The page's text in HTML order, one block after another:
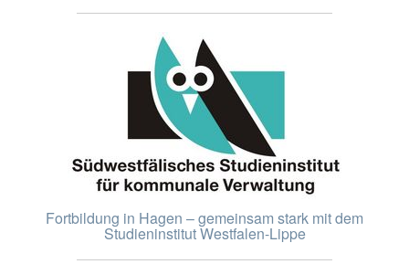
Fortbildung in Hagen – gemeinsam stark mit dem
Studieninstitut Westfalen-Lippe